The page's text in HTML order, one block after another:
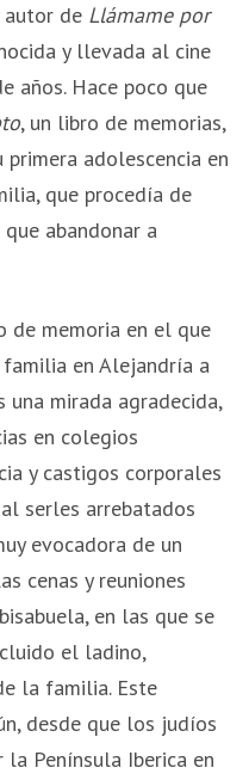
de Llámame por
y llevada al cine
años. Hace poco que
, un libro de memorias,
primera adolescencia en
que procedía de
abandonar a
de memoria en el que
en Alejandría a
una mirada agradecida,
en colegios
y castigos corporales
serles arrebatados
evocadora de un
cenas y reuniones
en las que se
el ladino,
la familia. Este
desde que los judíos
Península Iberica en